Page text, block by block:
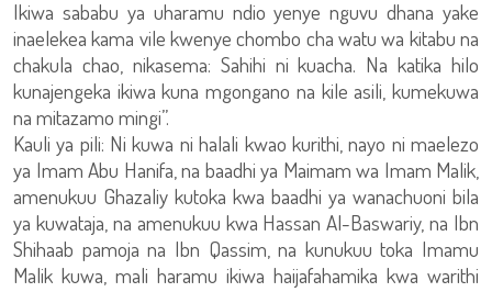
Ikiwa sababu ya uharamu ndio yenye nguvu dhana yake
inaelekea kama vile kwenye chombo cha watu wa kitabu na
chakula chao, nikasema: Sahihi ni kuacha. Na katika hilo
kunajengeka ikiwa kuna mgongano na kile asili, kumekuwa
na mitazamo mingi”.
Kauli ya pili: Ni kuwa ni halali kwao kurithi, nayo ni maelezo
ya Imam Abu Hanifa, na baadhi ya Maimam wa Imam Malik,
amenukuu Ghazaliy kutoka kwa baadhi ya wanachuoni bila
ya kuwataja, na amenukuu kwa Hassan Al-Baswariy, na Ibn
Shihaab pamoja na Ibn Qassim, na kunukuu toka Imamu
Malik kuwa, mali haramu ikiwa haijafahamika kwa warithi